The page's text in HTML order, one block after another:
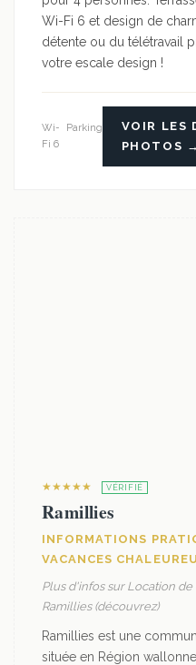
Wi-Fi 6 et design de
détente ou du télétravail
votre escale design !
Wi-
Fi 6
Parking
VOIR LES
PHOTOS →
★★★★★ VÉRIFIÉ
Ramillies
INFORMATIONS
VACANCES
Plus d'infos sur Location
Ramillies (découvrez)
Ramillies est une
située en Région